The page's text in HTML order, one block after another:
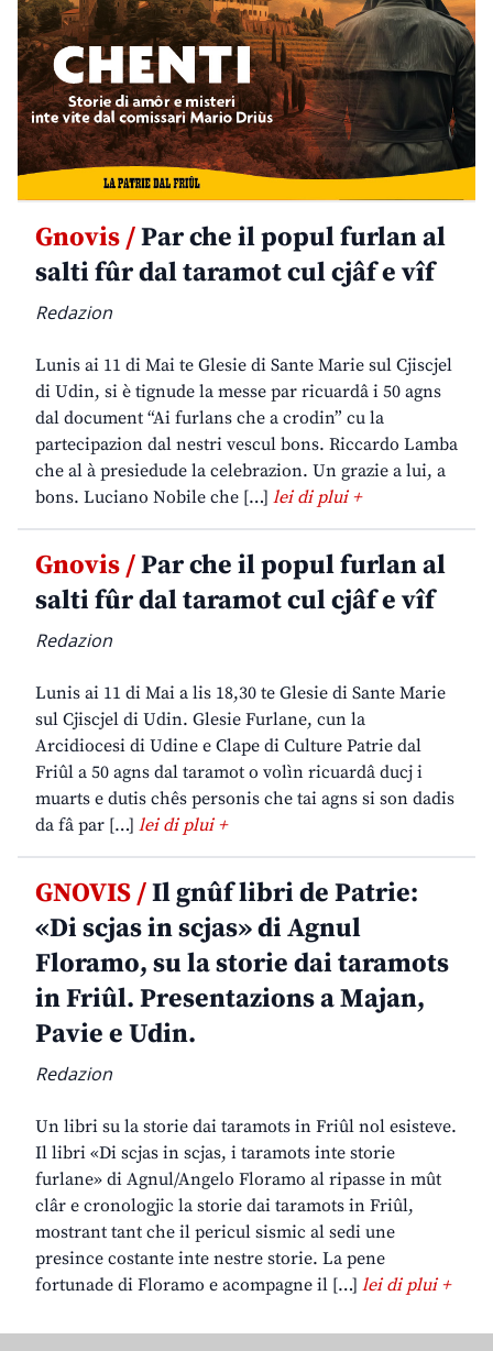
Gnovis /Par che il popul furlan al
salti fûr dal taramot cul cjâf e vîf
Redazion
Lunis ai 11 di Mai te Glesie di Sante Marie sul Cjiscjel
di Udin, si è tignude la messe par ricuardâ i 50 agns
dal document “Ai furlans che a crodin” cu la
partecipazion dal nestri vescul bons. Riccardo Lamba
che al à presiedude la celebrazion. Un grazie a lui, a
bons. Luciano Nobile che […] lei di plui +
Gnovis /Par che il popul furlan al
salti fûr dal taramot cul cjâf e vîf
Redazion
Lunis ai 11 di Mai a lis 18,30 te Glesie di Sante Marie
sul Cjiscjel di Udin. Glesie Furlane, cun la
Arcidiocesi di Udine e Clape di Culture Patrie dal
Friûl a 50 agns dal taramot o volìn ricuardâ ducj i
muarts e dutis chês personis che tai agns si son dadis
da fâ par […] lei di plui +
GNOVIS /Il gnûf libri de Patrie:
«Di scjas in scjas» di Agnul
Floramo, su la storie dai taramots
in Friûl. Presentazions a Majan,
Pavie e Udin.
Redazion
Un libri su la storie dai taramots in Friûl nol esisteve.
Il libri «Di scjas in scjas, i taramots inte storie
furlane» di Agnul/Angelo Floramo al ripasse in mût
clâr e cronologjic la storie dai taramots in Friûl,
mostrant tant che il pericul sismic al sedi une
presince costante inte nestre storie. La pene
fortunade di Floramo e acompagne il […] lei di plui +